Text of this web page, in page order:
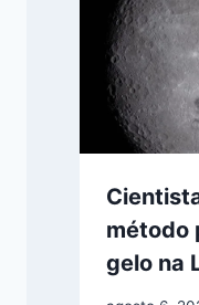
método
gelo na